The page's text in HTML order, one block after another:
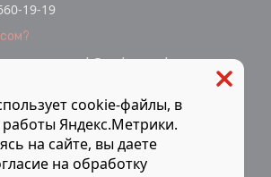
19-19
качестваok@vodopoverka.ru
персональных данных
cookie-файлы, в
работы Яндекс.Метрики.
на сайте, вы даете
на обработку